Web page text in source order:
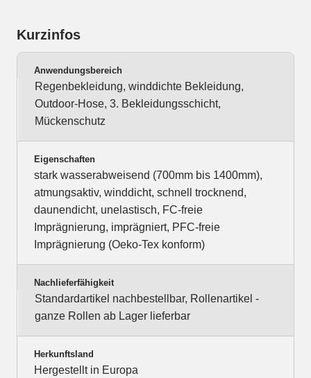
Kurzinfos
Anwendungsbereich
Regenbekleidung, winddichte Bekleidung,
Outdoor-Hose, 3. Bekleidungsschicht,
Mückenschutz
Eigenschaften
stark wasserabweisend (700mm bis 1400mm),
atmungsaktiv, winddicht, schnell trocknend,
daunendicht, unelastisch, FC-freie
Imprägnierung, imprägniert, PFC-freie
Imprägnierung (Oeko-Tex konform)
Nachlieferfähigkeit
Standardartikel nachbestellbar, Rollenartikel -
ganze Rollen ab Lager lieferbar
Herkunftsland
Hergestellt in Europa